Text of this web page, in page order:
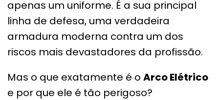
apenas um uniforme. É a sua principal
linha de defesa, uma verdadeira
armadura moderna contra um dos
riscos mais devastadores da profissão.
Mas o que exatamente é o Arco Elétrico
e por que ele é tão perigoso?